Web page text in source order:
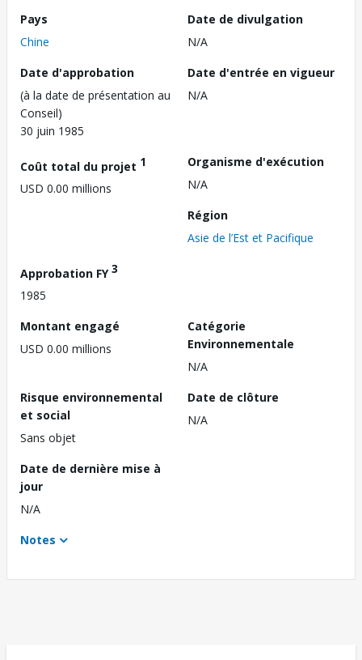
Pays
Chine
Date de divulgation
N/A
Date d'approbation
(à la date de présentation au
Conseil)
30 juin 1985
Date d'entrée en vigueur
N/A
Coût total du projet 1
USD 0.00 millions
Organisme d'exécution
N/A
Région
Asie de l’Est et Pacifique
Approbation FY3
1985
Montant engagé
USD 0.00 millions
Catégorie
Environnementale
N/A
Risque environnemental
et social
Sans objet
Date de clôture
N/A
Date de dernière mise à
jour
N/A
Notes